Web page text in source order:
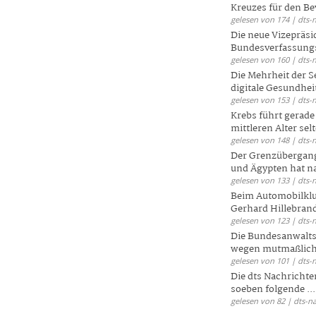
Kreuzes für den
gelesen von 174 | dts-
Die neue
gelesen von 160 | dts-
Die Mehrheit der
digitale
gelesen von 153 | dts-
Krebs führt
mittleren Alter
gelesen von 148 | dts-
Der
und Ägypten hat
gelesen von 133 | dts-
Beim
Gerhard
gelesen von 123 | dts-
Die
wegen
gelesen von 101 | dts-
Die dts
soeben folgende ...
gelesen von 82 | dts-